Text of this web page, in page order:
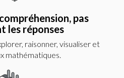
pas
les réponses
raisonner, visualiser et
mathématiques.